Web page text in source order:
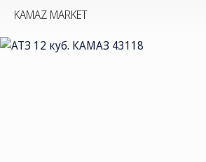
KAMAZ MARKET